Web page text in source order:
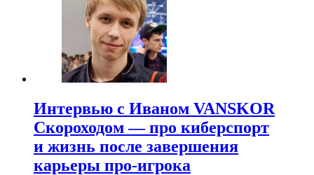
Интервью с Иваном VANSKOR
Скороходом — про киберспорт
и жизнь после завершения
карьеры про-игрока